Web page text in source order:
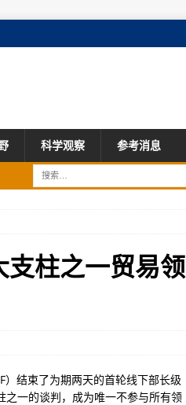
科学观察 参考消息
柱之一贸易领
）结束了为期两天的首轮线下部长级
之一的谈判，成为唯一不参与所有领